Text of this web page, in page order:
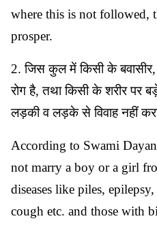
where this is not followed,
prosper.
2. जिस कुल में किसी के बवासीर,
रोग है, तथा किसी के शरीर पर
लड़की व लड़के से विवाह नहीं
According to Swami
not marry a boy or a girl
diseases like piles,
cough etc. and those with